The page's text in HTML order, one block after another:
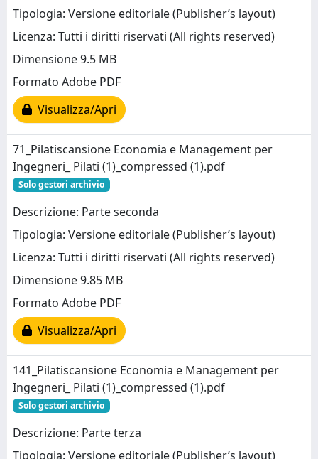
Tipologia: Versione editoriale (Publisher’s layout)
Licenza: Tutti i diritti riservati (All rights reserved)
Dimensione 9.5 MB
Formato Adobe PDF
Visualizza/Apri
71_Pilatiscansione Economia e Management per
Ingegneri_ Pilati (1)_compressed (1).pdf
Solo gestori archivio
Descrizione: Parte seconda
Tipologia: Versione editoriale (Publisher’s layout)
Licenza: Tutti i diritti riservati (All rights reserved)
Dimensione 9.85 MB
Formato Adobe PDF
Visualizza/Apri
141_Pilatiscansione Economia e Management per
Ingegneri_ Pilati (1)_compressed (1).pdf
Solo gestori archivio
Descrizione: Parte terza
Tipologia: Versione editoriale (Publisher’s layout)